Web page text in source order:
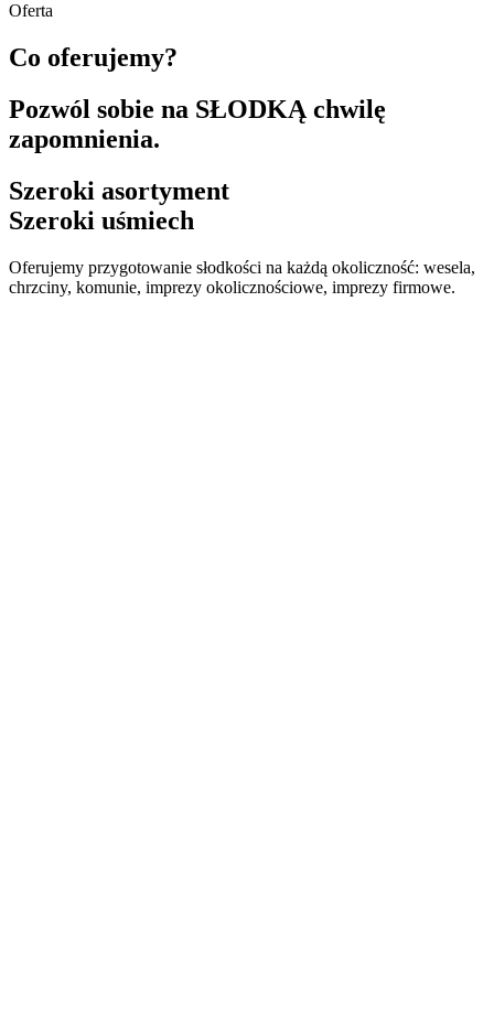
Oferta
Co oferujemy?
Pozwól sobie na SŁODKĄ chwilę
zapomnienia.
Szeroki asortyment
Szeroki uśmiech
Oferujemy przygotowanie słodkości na każdą okoliczność: wesela,
chrzciny, komunie, imprezy okolicznościowe, imprezy firmowe.